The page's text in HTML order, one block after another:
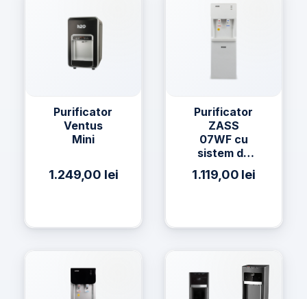
Purificator
Ventus
Mini
1.249,00 lei
Purificator
ZASS
07WF cu
sistem de
apei
1.119,00 lei